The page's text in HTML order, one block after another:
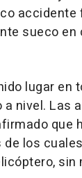
accidente
sueco
lugar en
a nivel. Las
que
de los
sin